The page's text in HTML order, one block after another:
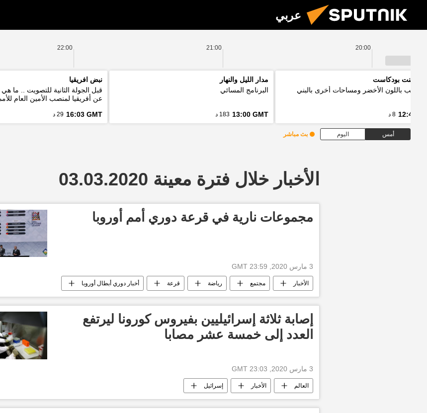
عربي
20:00
21:00
22:00
بوينت بودكاست
الألب باللون الأخضر ومساحات أخرى بالبني
12:48 8 د
مدار الليل والنهار
البرنامج المسائي
13:00 GMT 183 د
نبض افريقيا
قبل الجولة الثانية للتصويت .. ما
عن أفريقيا لمنصب الأمين العام
16:03 GMT 29 د
أمس اليوم بث مباشر
الأخبار خلال فترة معينة 03.03.2020
مجموعات نارية في قرعة دوري أمم أوروبا
3 مارس 2020, 23:59 GMT
الأخبار مجتمع رياضة قرعة أخبار دوري أبطال أوروبا
إصابة ثلاثة إسرائيليين بفيروس كورونا ليرتفع
العدد إلى خمسة عشر مصابا
3 مارس 2020, 23:03 GMT
العالم الأخبار إسرائيل